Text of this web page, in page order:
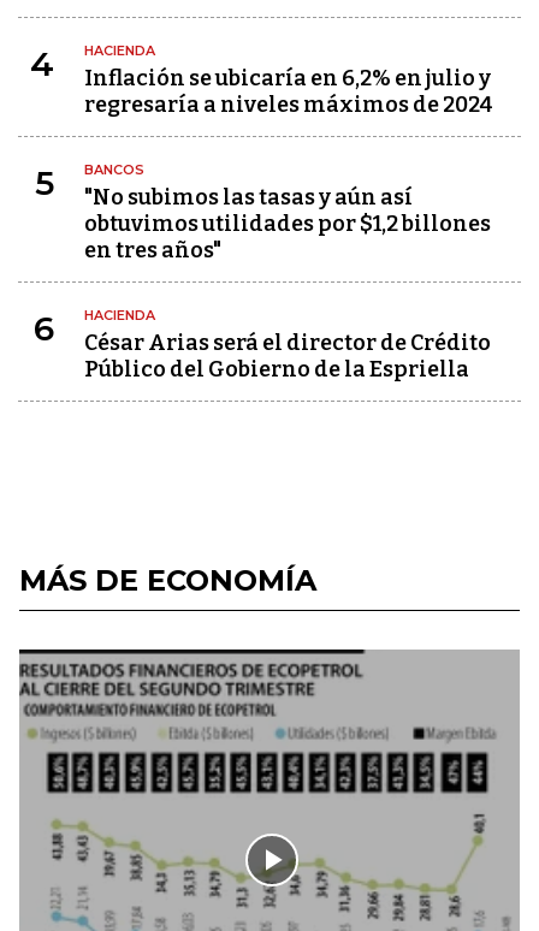
4 HACIENDA
Inflación se ubicaría en 6,2% en julio y
regresaría a niveles máximos de 2024
5 BANCOS
"No subimos las tasas y aún así
obtuvimos utilidades por $1,2 billones
en tres años"
6 HACIENDA
César Arias será el director de Crédito
Público del Gobierno de la Espriella
MÁS DE ECONOMÍA